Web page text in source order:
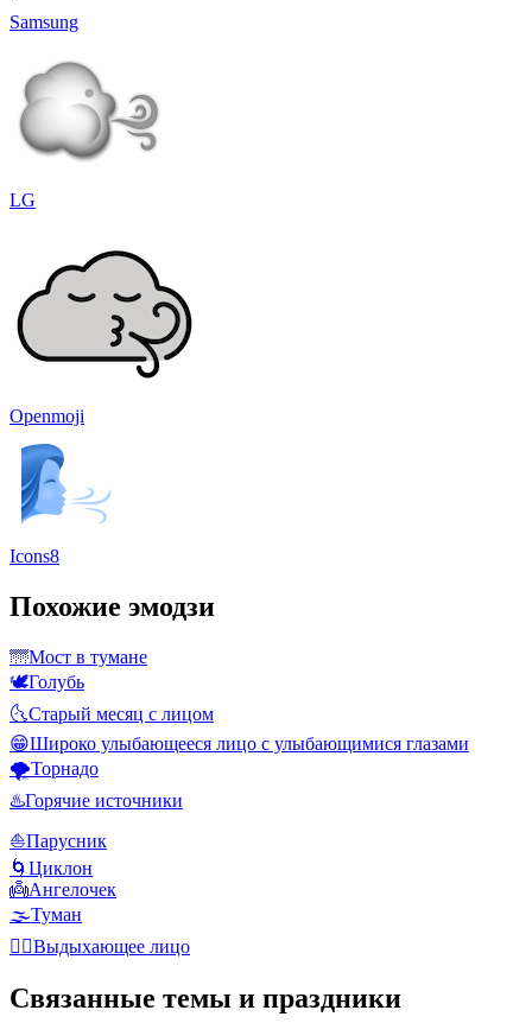
Samsung
LG
Openmoji
Icons8
Похожие эмодзи
🌁Мост в тумане
🕊️Голубь
🌜Старый месяц с лицом
😁Широко улыбающееся лицо с улыбающимися глазами
🌪️Торнадо
♨️Горячие источники
⛵Парусник
🌀 Циклон
👼Ангелочек
🌫️Туман
😮‍💨Выдыхающее лицо
Связанные темы и праздники